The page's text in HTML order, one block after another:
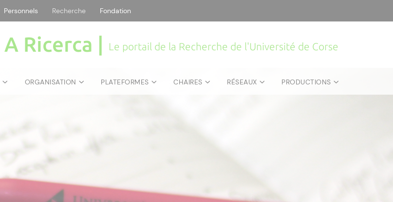
Personnels Recherche Fondation
A Ricerca | Le portail de la Recherche de l'Université de Corse
ORGANISATION PLATEFORMES CHAIRES RÉSEAUX PRODUCTIONS